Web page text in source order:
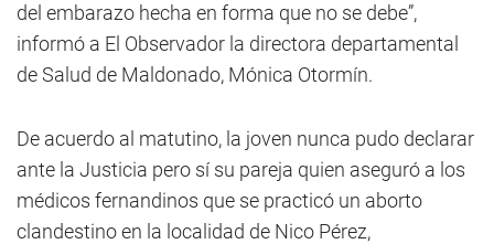
del embarazo hecha en forma que no se debe”,
informó a El Observador la directora departamental
de Salud de Maldonado, Mónica Otormín.
De acuerdo al matutino, la joven nunca pudo declarar
ante la Justicia pero sí su pareja quien aseguró a los
médicos fernandinos que se practicó un aborto
clandestino en la localidad de Nico Pérez,